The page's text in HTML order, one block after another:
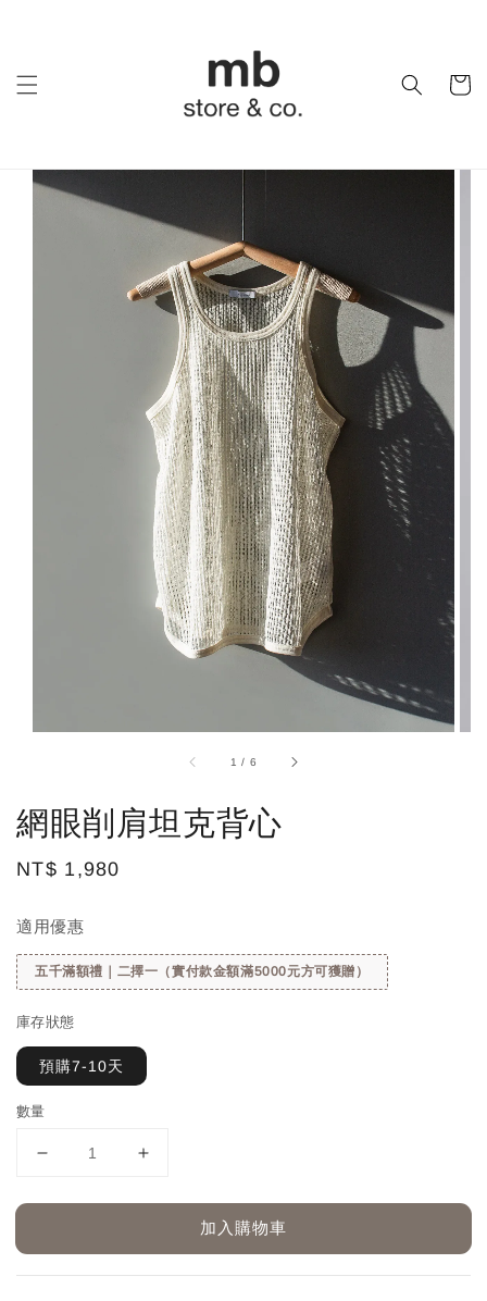
1 / 6
網眼削肩坦克背心
Regular
NT$ 1,980
適用優惠
五千滿額禮｜二擇一（實付款金額滿5000元方可獲贈）
庫存狀態
預購7-10天
數量
加入購物車